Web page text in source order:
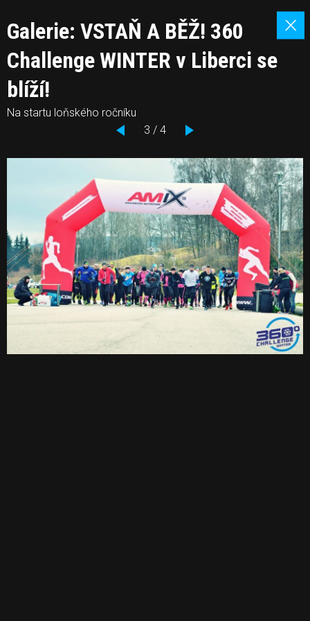
Galerie: VSTAŇ A BĚŽ! 360
Challenge WINTER v Liberci se
blíží!
Na startu loňského ročníku
3 / 4